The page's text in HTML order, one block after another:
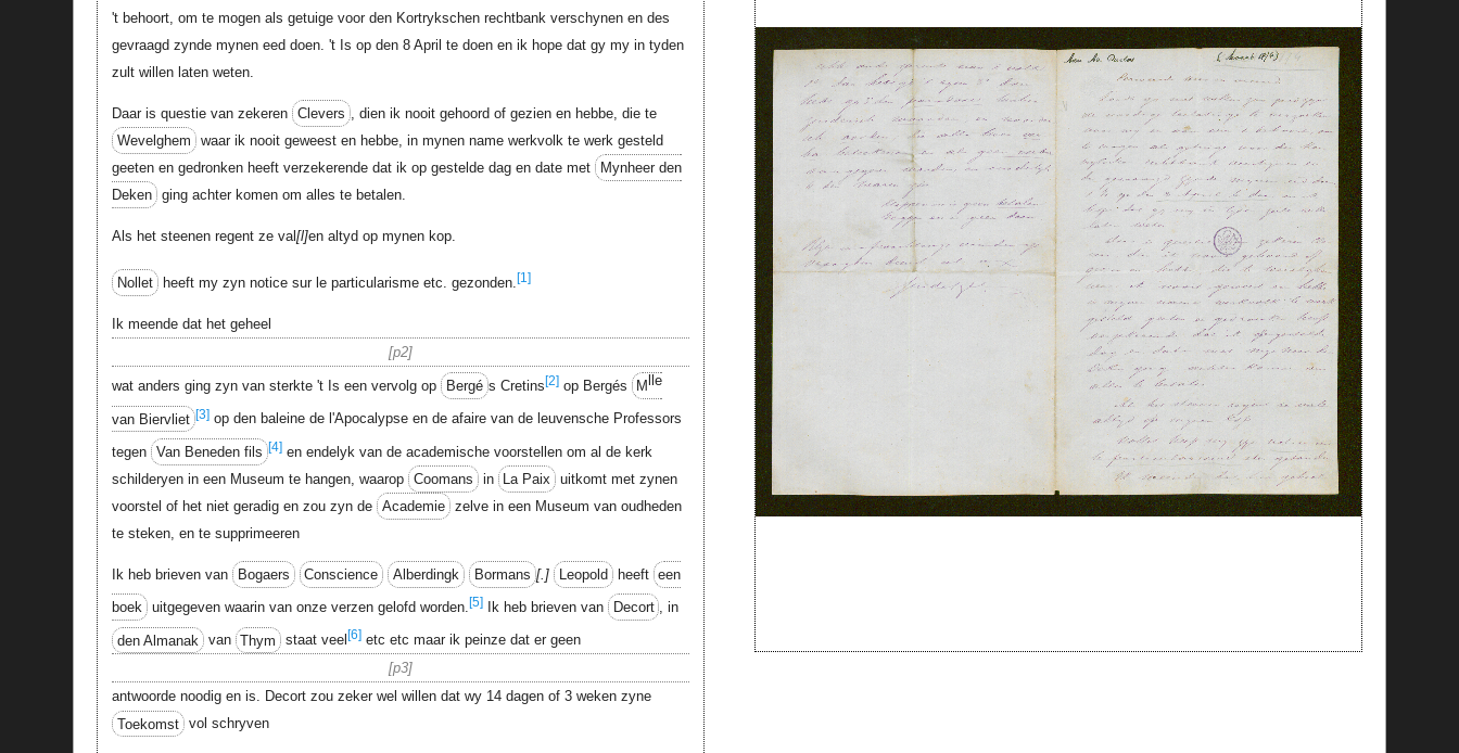
't behoort, om te mogen als getuige voor den Kortrykschen rechtbank verschynen en des
gevraagd zynde mynen eed doen. 't Is op den 8 April te doen en ik hope dat gy my in tyden
zult willen laten weten.
Daar is questie van zekeren Clevers , dien ik nooit gehoord of gezien en hebbe, die te
Wevelghem waar ik nooit geweest en hebbe, in mynen name werkvolk te werk gesteld
geeten en gedronken heeft verzekerende dat ik op gestelde dag en date met
Mynheer den
Deken ging achter komen om alles te betalen.
Als het steenen regent ze val l en altyd op mynen kop.
Nollet heeft my zyn notice sur le particularisme etc. gezonden.[1]
Ik meende dat het geheel
p2
wat anders ging zyn van sterkte 't Is een vervolg op Bergé s Cretins[2]op Bergés M lle
van Biervliet [3]op den baleine de l'Apocalypse en de afaire van de leuvensche Professors
tegen Van Beneden fils [4]en endelyk van de academische voorstellen om al de kerk
schilderyen in een Museum te hangen, waarop Coomans in La Paix
uitkomt met zynen
voorstel of het niet geradig en zou zyn de Academie zelve in een Museum van oudheden
te steken, en te supprimeeren
Ik heb brieven van Bogaers Conscience Alberdingk Bormans . Leopold heeft een
boek uitgegeven waarin van onze verzen gelofd worden.[5]Ik heb brieven van Decort , in
den Almanak van Thym staat veel[6] etc etc maar ik peinze dat er geen
p3
antwoorde noodig en is. Decort zou zeker wel willen dat wy 14 dagen of 3 weken zyne
Toekomst vol schryven